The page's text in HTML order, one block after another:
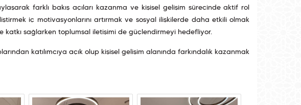
farklı bakış açıları kazanma ve kişisel gelişim sürecinde aktif rol
iç motivasyonlarını artırmak ve sosyal ilişkilerde daha etkili olmak
katkı sağlarken toplumsal iletişimi de güçlendirmeyi hedefliyor.
katılımcıya açık olup kişisel gelişim alanında farkındalık kazanmak